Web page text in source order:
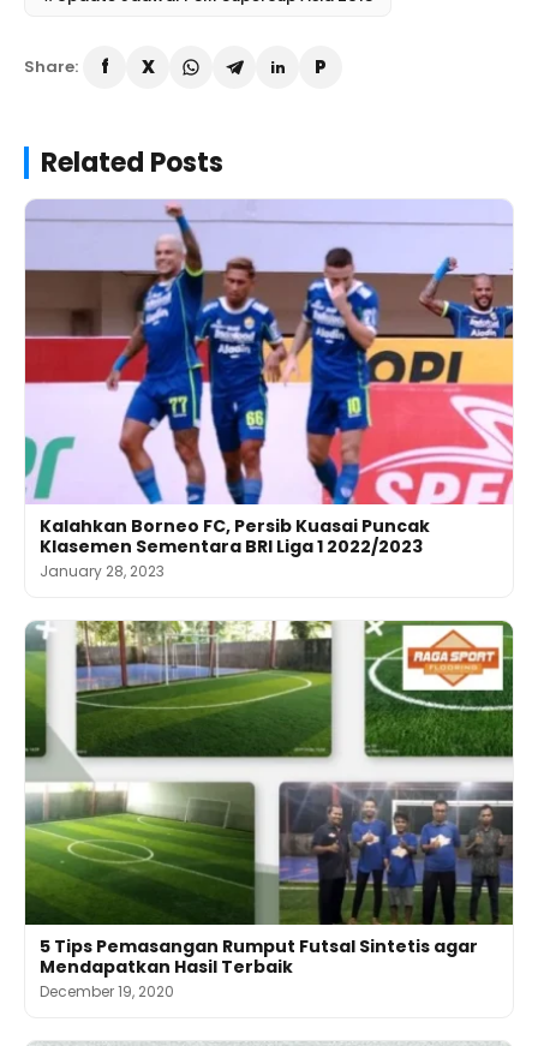
Share:
Related Posts
Kalahkan Borneo FC, Persib Kuasai Puncak
Klasemen Sementara BRI Liga 1 2022/2023
January 28, 2023
5 Tips Pemasangan Rumput Futsal Sintetis agar
Mendapatkan Hasil Terbaik
December 19, 2020